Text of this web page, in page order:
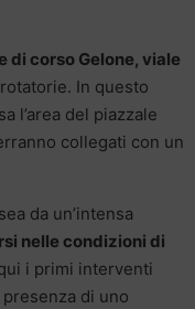
corso Gelone, viale
In questo
l’area del piazzale
collegati con un
da un’intensa
nelle condizioni di
i primi interventi
di uno